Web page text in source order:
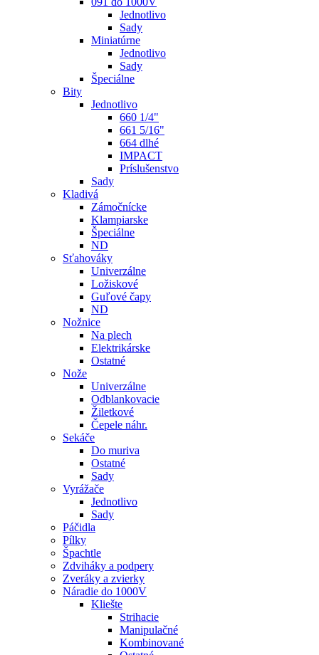
Jednotlivo
Sady
Miniatúrne
Jednotlivo
Sady
Špeciálne
Bity
Jednotlivo
660 1/4"
661 5/16"
664 dlhé
IMPACT
Príslušenstvo
Sady
Kladivá
Zámočnícke
Klampiarske
Špeciálne
ND
Sťahováky
Univerzálne
Ložiskové
Guľové čapy
ND
Nožnice
Na plech
Elektrikárske
Ostatné
Nože
Univerzálne
Odblankovacie
Žiletkové
Čepele náhr.
Sekáče
Do muriva
Ostatné
Sady
Vyrážače
Jednotlivo
Sady
Páčidla
Pílky
Špachtle
Zdviháky a podpery
Zveráky a zvierky
Náradie do 1000V
Kliešte
Strihacie
Manipulačné
Kombinované